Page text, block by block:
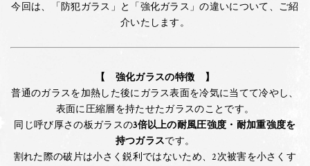
今回は、「防犯ガラス」と「強化ガラス」の違いについて、ご紹
介いたします。
【 強化ガラスの特徴 】
普通のガラスを加熱した後にガラス表面を冷気に当てて冷やし、
表面に圧縮層を持たせたガラスのことです。
同じ呼び厚さの板ガラスの3倍以上の耐風圧強度・耐加重強度を
持つガラスです。
割れた際の破片は小さく鋭利ではないため、2次被害を小さくす